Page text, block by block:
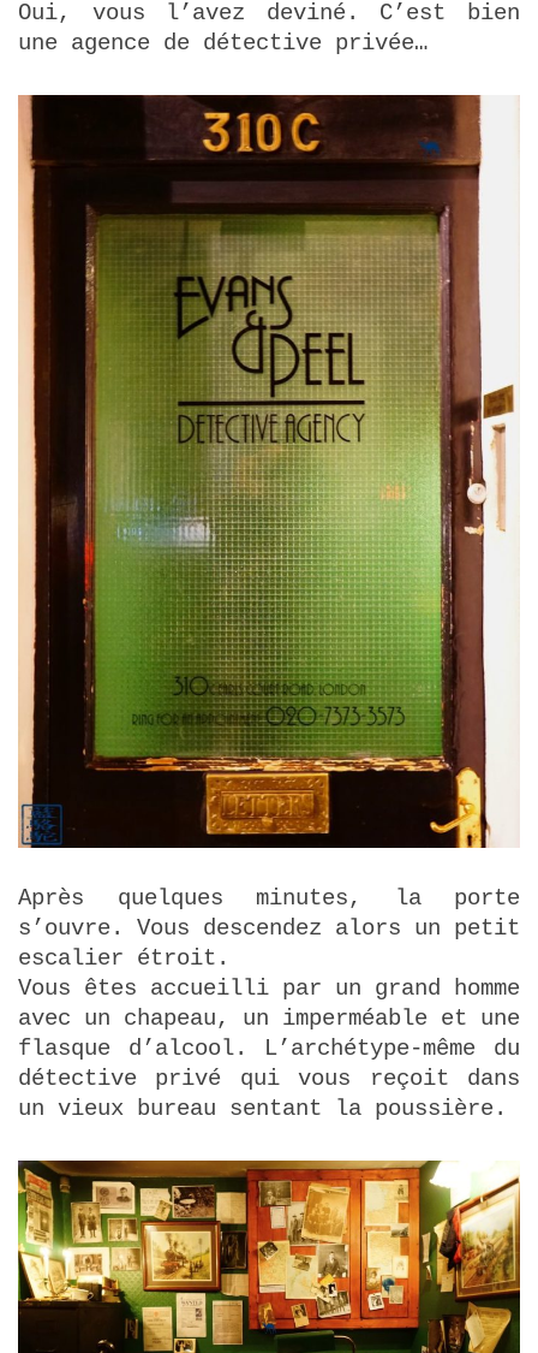
Oui, vous l’avez deviné. C’est bien
une agence de détective privée…
Après quelques minutes, la porte
s’ouvre. Vous descendez alors un petit
escalier étroit.
Vous êtes accueilli par un grand homme
avec un chapeau, un imperméable et une
flasque d’alcool. L’archétype-même du
détective privé qui vous reçoit dans
un vieux bureau sentant la poussière.